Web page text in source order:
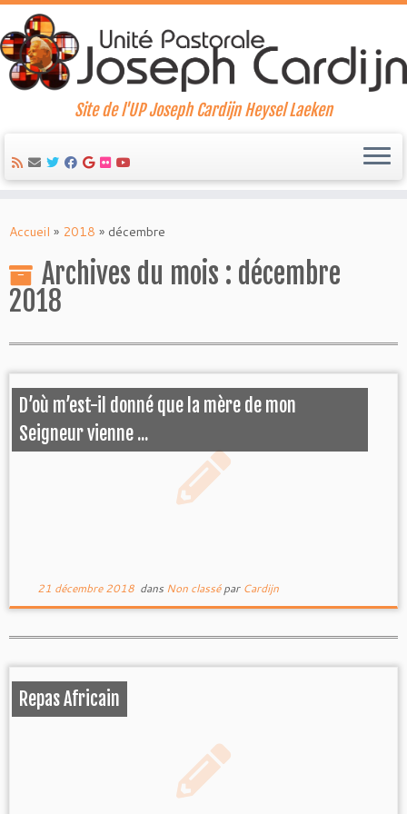
to
Site de l'UP Joseph Cardijn Heysel Laeken
Accueil » 2018 » décembre
Archives du mois : décembre
2018
D’où m’est-il donné que la mère de mon
Seigneur vienne ...
21 décembre 2018dans Non classépar Cardijn
Repas Africain